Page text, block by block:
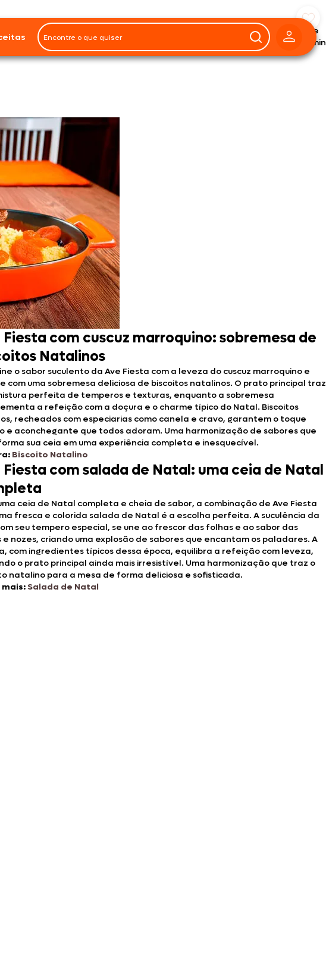
porções
Preparo
2h e
45min
Fiesta com cuscuz marroquino: sobremesa de
Natalinos
o sabor suculento da Ave Fiesta com a leveza do cuscuz marroquino e
com uma sobremesa deliciosa de biscoitos natalinos. O prato principal traz
perfeita de temperos e texturas, enquanto a sobremesa
a refeição com a doçura e o charme típico do Natal. Biscoitos
recheados com especiarias como canela e cravo, garantem o toque
e aconchegante que todos adoram. Uma harmonização de sabores que
sua ceia em uma experiência completa e inesquecível.
Biscoito Natalino
Fiesta com salada de Natal: uma ceia de Natal
ceia de Natal completa e cheia de sabor, a combinação de Ave Fiesta
fresca e colorida salada de Natal é a escolha perfeita. A suculência da
seu tempero especial, se une ao frescor das folhas e ao sabor das
nozes, criando uma explosão de sabores que encantam os paladares. A
com ingredientes típicos dessa época, equilibra a refeição com leveza,
o prato principal ainda mais irresistível. Uma harmonização que traz o
natalino para a mesa de forma deliciosa e sofisticada.
Salada de Natal